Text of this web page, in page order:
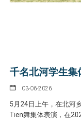
千名北河学生集
03-06-2026
5月24日上午，在北河
Tien舞集体表演，在